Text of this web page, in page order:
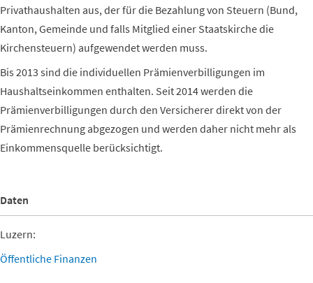
Privathaushalten aus, der für die Bezahlung von Steuern (Bund,
Kanton, Gemeinde und falls Mitglied einer Staatskirche die
Kirchensteuern) aufgewendet werden muss.
Bis 2013 sind die individuellen Prämienverbilligungen im
Haushaltseinkommen enthalten. Seit 2014 werden die
Prämienverbilligungen durch den Versicherer direkt von der
Prämienrechnung abgezogen und werden daher nicht mehr als
Einkommensquelle berücksichtigt.
Daten
Luzern:
Öffentliche Finanzen